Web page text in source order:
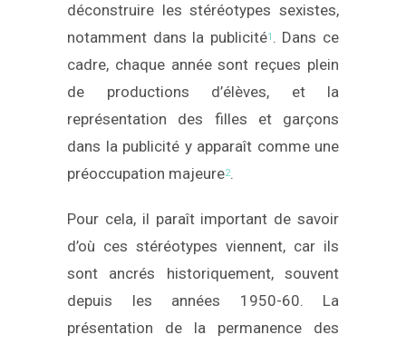
déconstruire les stéréotypes sexistes,
notamment dans la publicité1 . Dans ce
cadre, chaque année sont reçues plein
de productions d’élèves, et la
représentation des filles et garçons
dans la publicité y apparaît comme une
préoccupation majeure2.
Pour cela, il paraît important de savoir
d’où ces stéréotypes viennent, car ils
sont ancrés historiquement, souvent
depuis les années 1950-60. La
présentation de la permanence des